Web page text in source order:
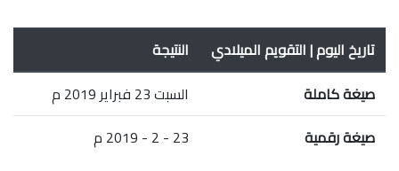
تاريخ اليوم | التقويم الميلادي
النتيجة
صيغة كاملة
السبت 23 فبراير 2019 م
صيغة رقمية
23 - 2 - 2019 م